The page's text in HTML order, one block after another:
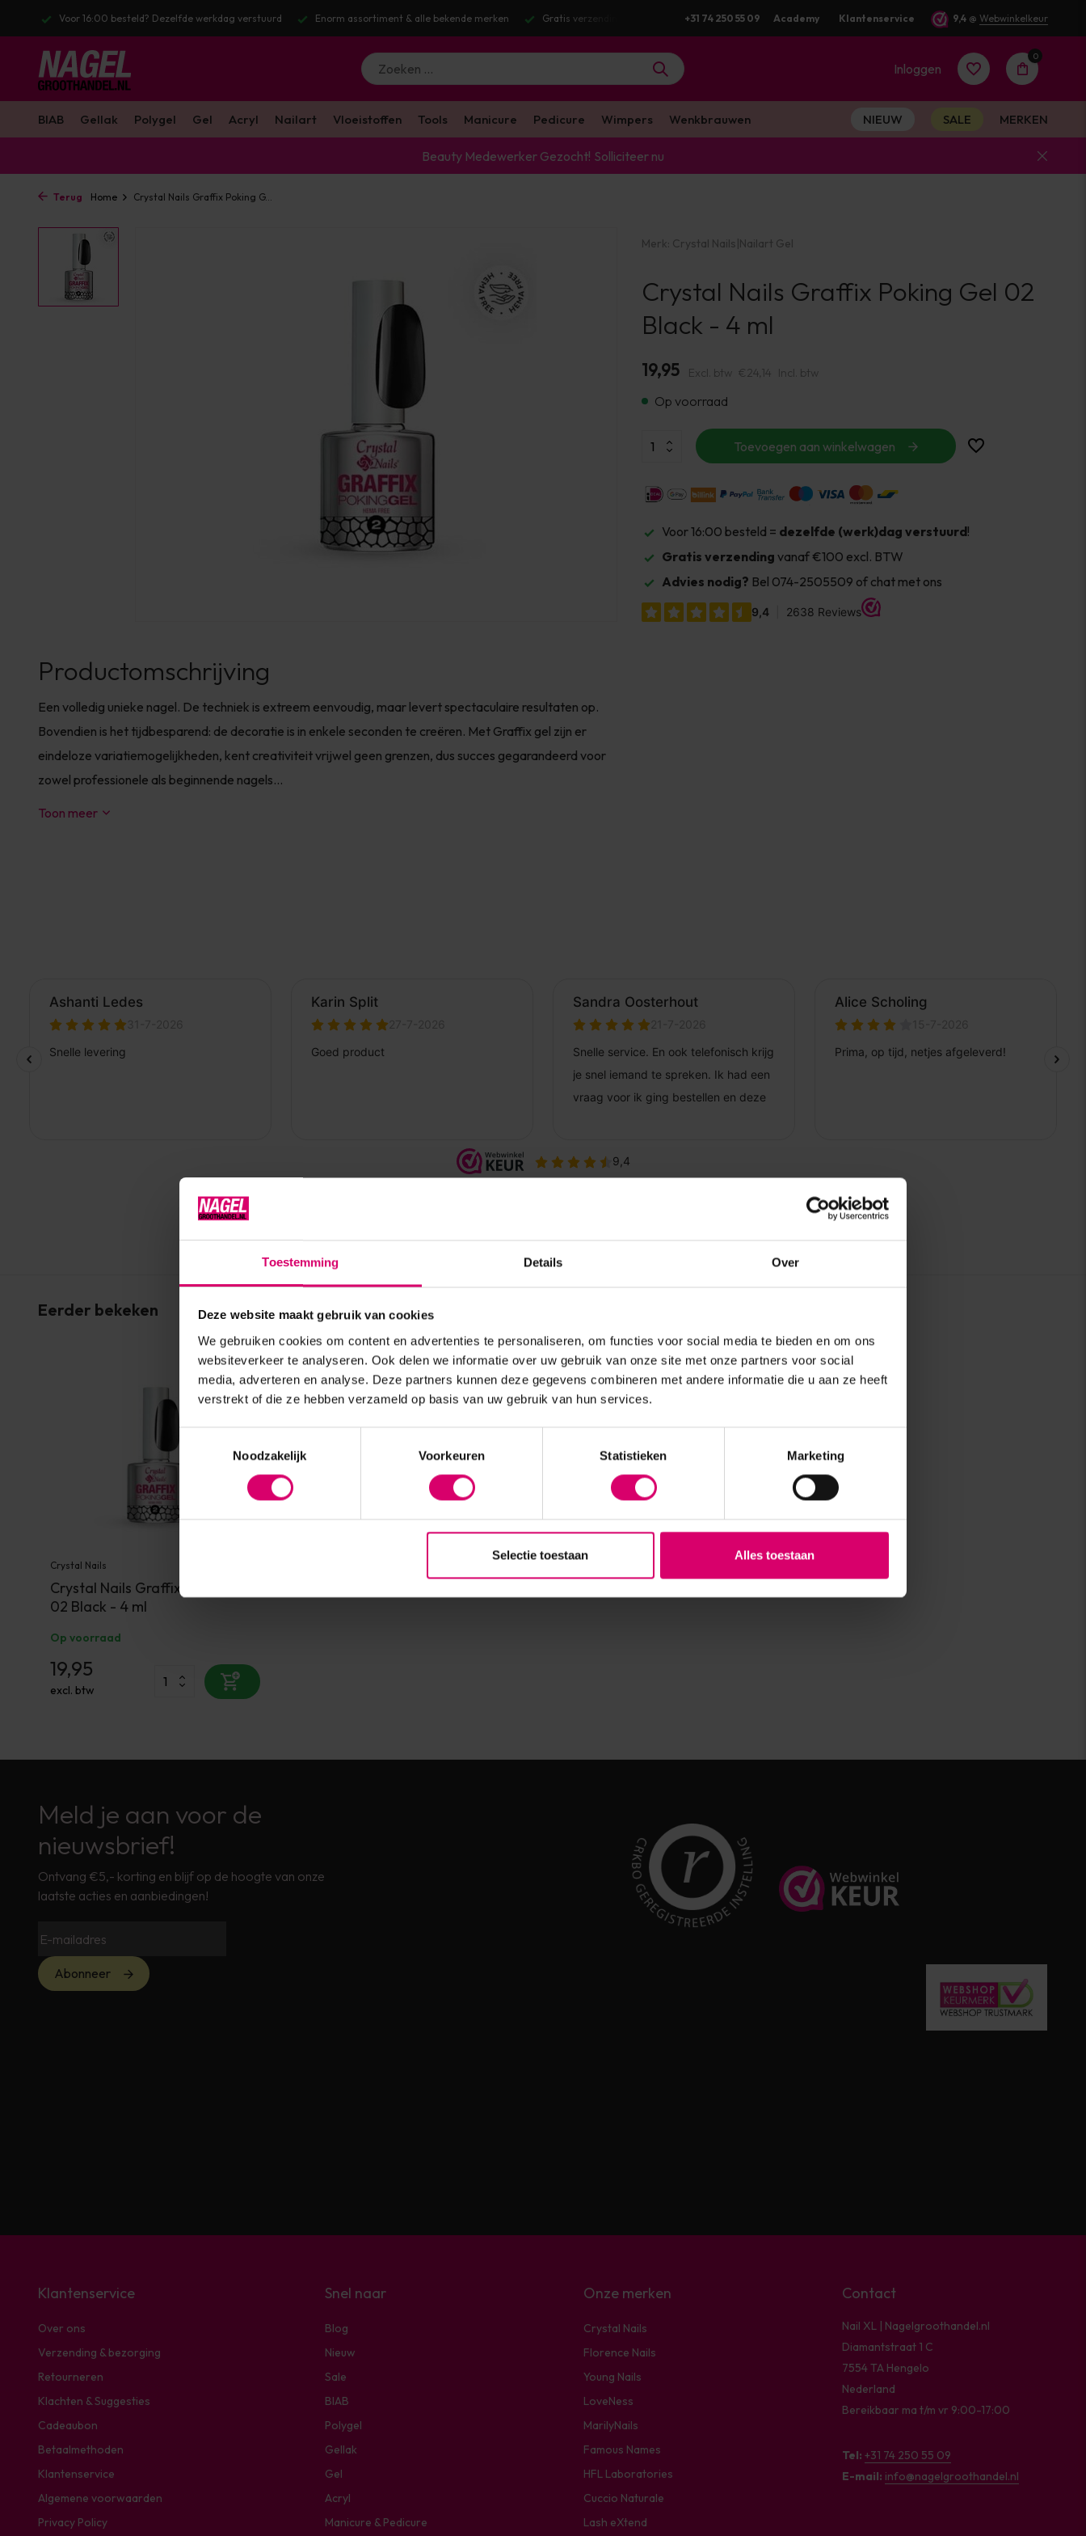
Toestemming Details Over
Deze website maakt gebruik van cookies
We gebruiken cookies om content en advertenties te personaliseren, om functies voor social media te bieden en om ons
websiteverkeer te analyseren. Ook delen we informatie over uw gebruik van onze site met onze partners voor social
media, adverteren en analyse. Deze partners kunnen deze gegevens combineren met andere informatie die u aan ze heeft
verstrekt of die ze hebben verzameld op basis van uw gebruik van hun services.
Noodzakelijk
Voorkeuren Statistieken Marketing
Selectie toestaan Alles toestaan
Enorm assortiment & alle bekende merken Gratis verzending v.a. €100 excl. BTW Voor 16:00 besteld? Dezelfde werkdag verstuurd+31 74 250 55 09 Academy Klantenservice 9,4 @ Webwinkelkeur
Inloggen
Account
aanmaken
0
BIAB Gellak Polygel Gel Acryl Nailart Vloeistoffen Tools Manicure Pedicure Wimpers Wenkbrauwen NIEUW SALE MERKEN
Beauty Medewerker Gezocht! Solliciteer nu
Terug Home Crystal Nails Graffix Poking G...
Productomschrijving
Een volledig unieke nagel. De techniek is extreem eenvoudig, maar levert spectaculaire resultaten op.
Bovendien is het tijdbesparend: de decoratie is in enkele seconden te creëren. Met Graffix gel zijn er
eindeloze variatiemogelijkheden, kent creativiteit vrijwel geen grenzen, dus succes gegarandeerd voor
zowel professionele als beginnende nagels...
Toon meer
Merk: Crystal Nails|Nailart Gel
Crystal Nails Graffix Poking Gel 02
Black - 4 ml
19,95 Excl. btw €24,14 Incl. btw
Op voorraad
Toevoegen aan winkelwagen
Voor 16:00 besteld = dezelfde (werk)dag verstuurd!
Gratis verzending vanaf €100 excl. BTW
Advies nodig? Bel 074-2505509 of chat met ons
Eerder bekeken
Crystal Nails
Crystal Nails Graffix Poking Gel
02 Black - 4 ml
Op voorraad
19,95
excl. btw
Meld je aan voor de
nieuwsbrief!
Ontvang €5,- korting en blijf op de hoogte van onze
laatste acties en aanbiedingen!
Abonneer
Klantenservice
Over ons
Verzending & bezorging
Retourneren
Klachten & Suggesties
Cadeaubon
Betaalmethoden
Klantenservice
Algemene voorwaarden
Privacy Policy
Snel naar
Blog
Nieuw
Sale
BIAB
Polygel
Gellak
Gel
Acryl
Manicure & Pedicure
Onze merken
Crystal Nails
Florence Nails
Young Nails
LoveNess
MarilyNails
Famous Names
HFL Laboratories
Cuccio Naturale
Lash eXtend
Contact
Nail XL | Nagelgroothandel.nl
Diamantstraat 1 C
7554 TA Hengelo
Nederland
Bereikbaar ma t/m vr 9:00-17:00
Tel: +31 74 250 55 09
E-mail: info@nagelgroothandel.nl